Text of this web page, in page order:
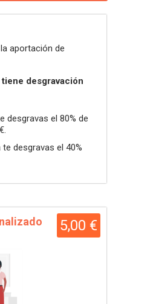
aportación de
tiene desgravación
desgravas el 80% de
desgravas el 40%
5,00 €